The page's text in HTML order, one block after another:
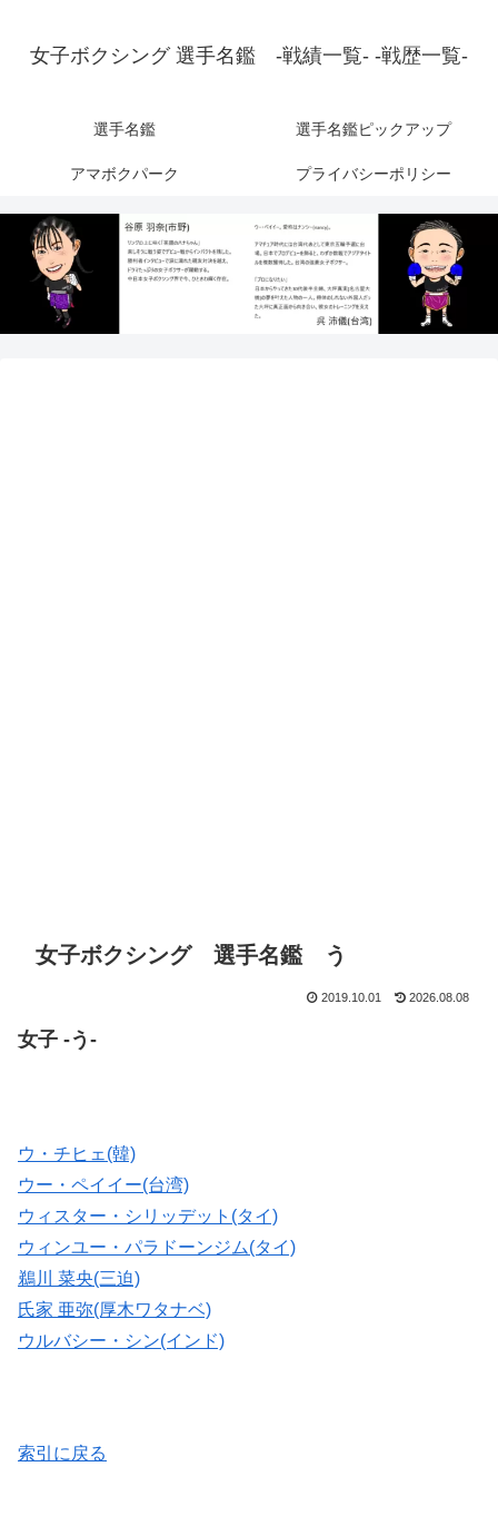
女子ボクシング 選手名鑑 -戦績一覧- -戦歴一覧-
選手名鑑 選手名鑑ピックアップ
アマボクパーク プライバシーポリシー
女子ボクシング 選手名鑑 う
2019.10.01 2026.08.08
女子 -う-
ウ・チヒェ(韓)
ウー・ペイイー(台湾)
ウィスター・シリッデット(タイ)
ウィンユー・パラドーンジム(タイ)
鵜川 菜央(三迫)
氏家 亜弥(厚木ワタナベ)
ウルバシー・シン(インド)
索引に戻る